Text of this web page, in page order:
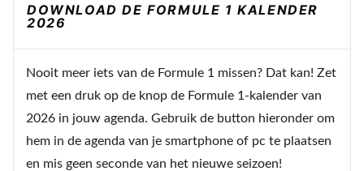
33 magisch, ja, de volgende coureur die nog geen
wereldkampioen.
Vince78
9 november 2021 11:15
Hij kon het vorg jaar al doen, maar heeft expres nog
even gewacht.
DOWNLOAD DE FORMULE 1 KALENDER
2026
Nooit meer iets van de Formule 1 missen? Dat kan! Zet
met een druk op de knop de Formule 1-kalender van
2026 in jouw agenda. Gebruik de button hieronder om
hem in de agenda van je smartphone of pc te plaatsen
en mis geen seconde van het nieuwe seizoen!